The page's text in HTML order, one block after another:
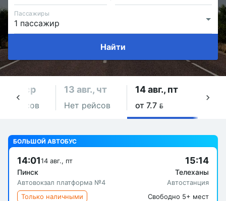
Пассажиры
Найти
авг., ср
рейсов
13 авг., чт
Нет рейсов
14 авг., пт
от 7.7 
БОЛЬШОЙ АВТОБУС
14:0114 авг., пт
Пинск
Автовокзал платформа №4
15:14
Телеханы
Автостанция
Только наличными
Свободно 5+ мест